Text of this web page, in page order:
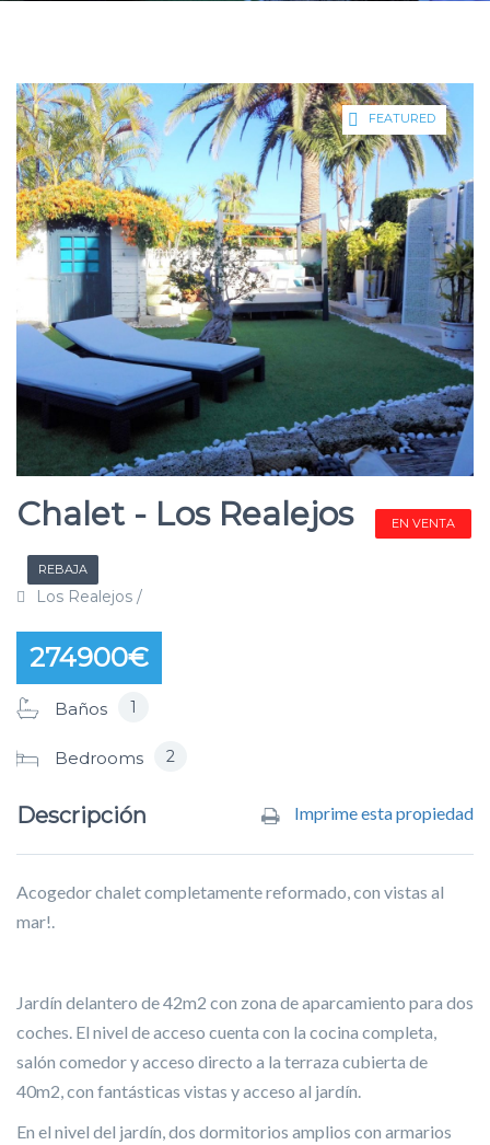
FEATURED
Chalet - Los Realejos EN VENTA
REBAJA
Los Realejos /
274900€
Baños 1
Bedrooms 2
Descripción Imprime esta propiedad
Acogedor chalet completamente reformado, con vistas al
mar!.
Jardín delantero de 42m2 con zona de aparcamiento para dos
coches. El nivel de acceso cuenta con la cocina completa,
salón comedor y acceso directo a la terraza cubierta de
40m2, con fantásticas vistas y acceso al jardín.
En el nivel del jardín, dos dormitorios amplios con armarios